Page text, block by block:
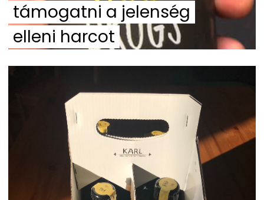
támogatni a jelenség
elleni harcot